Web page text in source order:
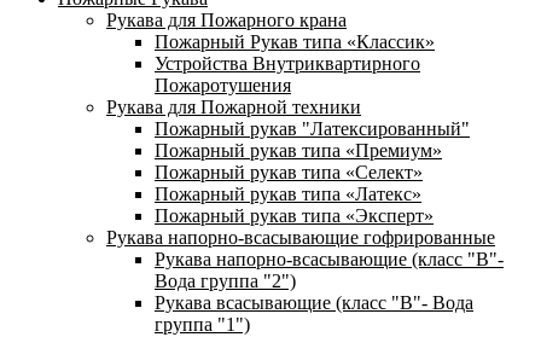
Рукава для Пожарного крана
Пожарный Рукав типа «Классик»
Устройства Внутриквартирного
Пожаротушения
Рукава для Пожарной техники
Пожарный рукав "Латексированный"
Пожарный рукав типа «Премиум»
Пожарный рукав типа «Селект»
Пожарный рукав типа «Латекс»
Пожарный рукав типа «Эксперт»
Рукава напорно-всасывающие гофрированные
Рукава напорно-всасывающие (класс "В"-
Вода группа "2")
Рукава всасывающие (класс "В"- Вода
группа "1")